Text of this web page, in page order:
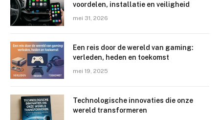
voordelen, installatie en veiligheid
mei 31, 2026
Een reis door de wereld van gaming:
verleden, heden en toekomst
mei 19, 2025
Technologische innovaties die onze
wereld transformeren